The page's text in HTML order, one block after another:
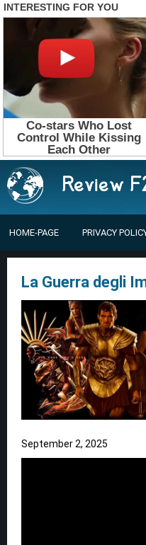
HOME-PAGE PRIVACY
La Guerra degli
September 2, 2025